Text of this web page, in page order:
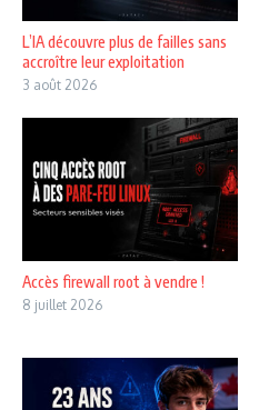
L’IA découvre plus de failles sans
accroître leur exploitation
3 août 2026
Accès firewall root à vendre !
8 juillet 2026